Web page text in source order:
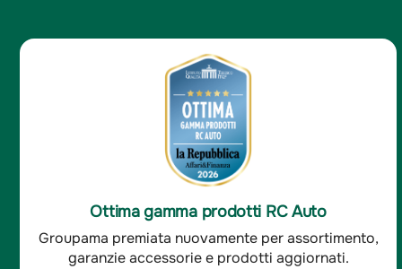
Ottima soddisfazione clienti RC Auto
Groupama è stata premiata per l'ottima
soddisfazione dei clienti RC auto.